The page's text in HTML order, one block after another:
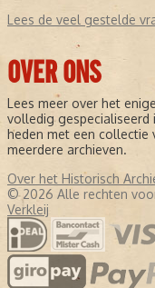
Lees de veel gestelde
OVER ONS
Lees meer over het
volledig gespecialiseerd
heden met een collectie
meerdere archieven.
Over het Historisch
© 2026 Alle rechten
Verkleij